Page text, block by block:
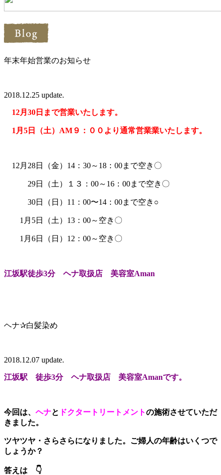
年末年始営業のお知らせ
2018.12.25 update.
12月30日まで営業いたします。
1月5日（土）AM９：００より通常営業業いたします。
12月28日（金）14：30～18：00まで空き〇
29日（土）１３：00～16：00まで空き〇
30日（日）11：00〜14：00まで空き○
1月5日（土）13：00～空き〇
1月6日（日）12：00～空き〇
江坂駅徒歩3分 ヘナ取扱店 美容室Aman
ヘナ✰白髪染め
2018.12.07 update.
江坂駅 徒歩3分 ヘナ取扱店 美容室Amanです。
今回は、 ヘナと ドクタートリートメントの施術させていただ
きました。
ツヤツヤ・さらさらになりました。ご婦人の年齢はいくつで
しょうか？
答えは 👇